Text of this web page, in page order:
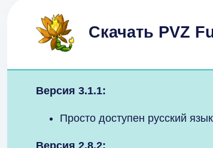
Скачать PVZ
Версия 3.1.1:
Просто доступен русский
Версия 2.8.2: